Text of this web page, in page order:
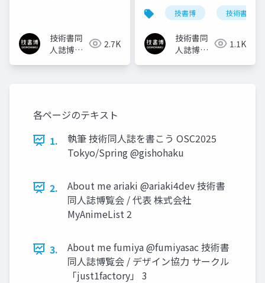
技術書同
人誌博覧
2.7K
技書博 技術書同人
技術書同
人誌博覧
1.1K
各ページのテキスト
1.
執筆 技術同人誌を書こう OSC2025
Tokyo/Spring @gishohaku
2.
About me ariaki @ariaki4dev 技術書
同人誌博覧会 / 代表 株式会社
MyAnimeList 2
3.
About me fumiya @fumiyasac 技術書
同人誌博覧会 / デザイン協力 サークル
「just1factory」 3